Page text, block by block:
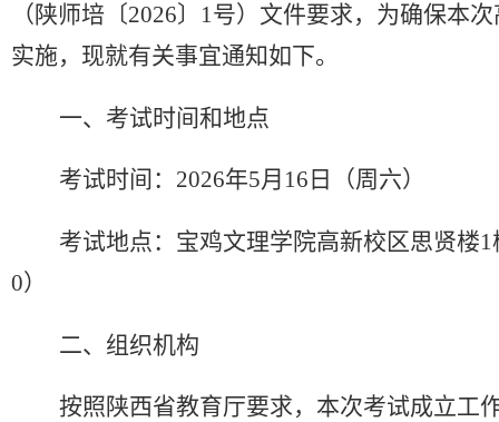
（陕师培〔2026〕 1号）文件要求，为确保本
实施，现就有关事宜通知如下。
一、考试时间和地点
考试时间： 2026年5月 16 日（周 六）
考试地点：宝鸡文理学院高新校区思贤楼
0）
二、组织机构
按照陕西省教育厅要求，本次考试成立工